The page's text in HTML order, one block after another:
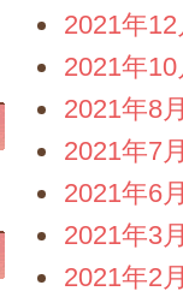
2021年12
2021年10
2021年8
2021年7
2021年6
2021年3
2021年2